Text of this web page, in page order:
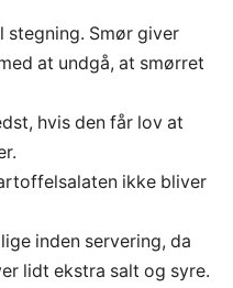
stegning. Smør giver
at undgå, at smørret
hvis den får lov at
ikke bliver
inden servering, da
lidt ekstra salt og syre.